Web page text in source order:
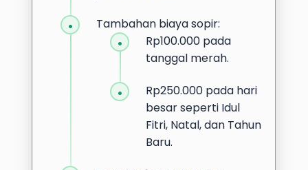
Tambahan biaya sopir:
Rp100.000 pada
tanggal merah.
Rp250.000 pada hari
besar seperti Idul
Fitri, Natal, dan Tahun
Baru.